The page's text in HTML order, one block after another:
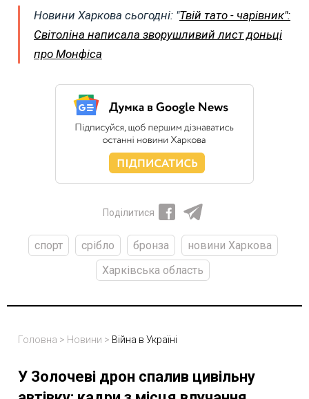
Новини Харкова сьогодні: "Твій тато - чарівник":
Світоліна написала зворушливий лист доньці
про Монфіса
Поділитися
спорт срібло бронза
новини Харкова
Харківська область
Головна > Новини > Війна в Україні
У Золочеві дрон спалив цивільну